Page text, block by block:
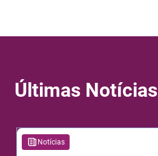
Últimas Notícias
Notícias